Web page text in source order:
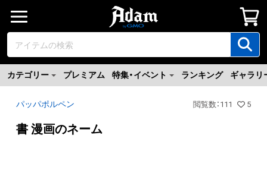
カテゴリー プレミアム 特集・イベント ランキング ギャラリ
パッパポルペン 閲覧数 ： 111 5
書 漫画のネーム